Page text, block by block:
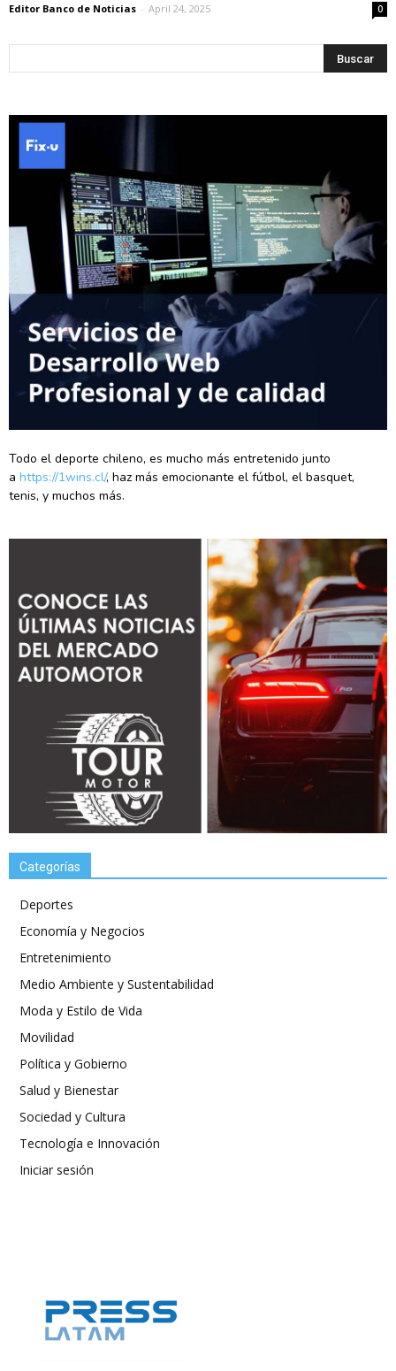
Editor Banco de Noticias - April 24, 2025 0
Todo el deporte chileno, es mucho más entretenido junto
a https://1wins.cl/, haz más emocionante el fútbol, el basquet,
tenis, y muchos más.
Categorías
Deportes
Economía y Negocios
Entretenimiento
Medio Ambiente y Sustentabilidad
Moda y Estilo de Vida
Movilidad
Política y Gobierno
Salud y Bienestar
Sociedad y Cultura
Tecnología e Innovación
Iniciar sesión